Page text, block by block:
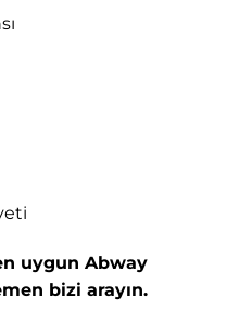
uygun Abway
bizi arayın.